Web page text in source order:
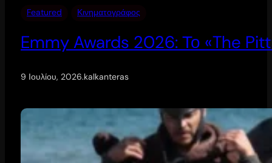
Featured Κινηματογράφος
Emmy Awards 2026: Το «The
9 Ιουλίου, 2026.kalkanteras